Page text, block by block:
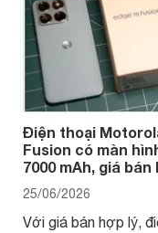
Điện thoại
Fusion có màn
7000 mAh, giá
25/06/2026
Với giá bán hợp lý,